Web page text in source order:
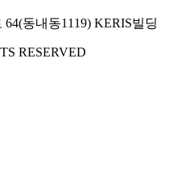
동내동1119) KERIS빌딩
RESERVED